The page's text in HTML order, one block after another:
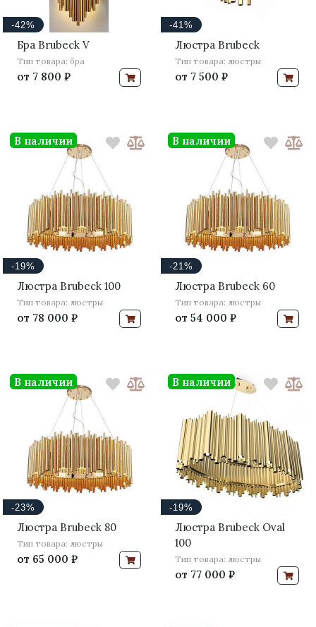
-42%
Бра Brubeck V
Тип товара: бра
от 7 800 ₽
-41%
Люстра Brubeck
Тип товара: люстры
от 7 500 ₽
-19%
Люстра Brubeck 100
Тип товара: люстры
от 78 000 ₽
В наличии
-21%
Люстра Brubeck 60
Тип товара: люстры
от 54 000 ₽
В наличии
-23%
Люстра Brubeck 80
Тип товара: люстры
от 65 000 ₽
В наличии
-19%
Люстра Brubeck Oval
100
Тип товара: люстры
от 77 000 ₽
В наличии